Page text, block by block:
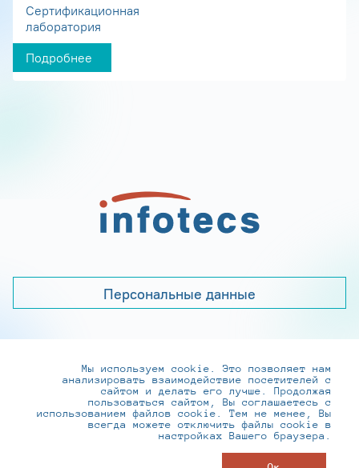
Сертификационная
лаборатория
Подробнее
Персональные данные
+7 (495) 737-6192, 8-800-250-0-260
practice@infotecs.ru,hr@infotecs.ru
127273, г. Москва, Отрадная ул., 2Б строение 1
Мы используем cookie. Это позволяет нам
анализировать взаимодействие посетителей с
сайтом и делать его лучше. Продолжая
пользоваться сайтом, Вы соглашаетесь с
использованием файлов cookie. Тем не менее, Вы
всегда можете отключить файлы cookie в
настройках Вашего браузера.